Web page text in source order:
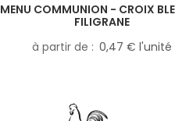
MENU COMMUNION - CROIX
FILIGRANE
à partir de
0,47 € l'unité